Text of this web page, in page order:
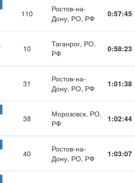
110
Ростов-на-
Дону, РО, РФ
0:57:45
10
Таганрог, РО,
РФ
0:58:23
31
Ростов-на-
Дону, РО, РФ
1:01:38
38
Морозовск, РО,
РФ
1:02:44
40
Ростов-на-
Дону, РО, РФ
1:03:07